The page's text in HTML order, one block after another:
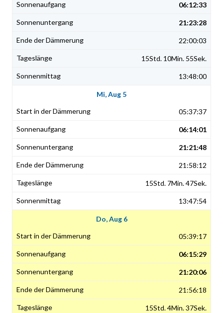
06:12:33
21:23:28
22:00:03
15Std. 10Min. 55Sek.
13:48:00
Mi, Aug 5
05:37:37
06:14:01
21:21:48
21:58:12
15Std. 7Min. 47Sek.
13:47:54
Do, Aug 6
05:39:17
06:15:29
21:20:06
21:56:18
15Std. 4Min. 37Sek.